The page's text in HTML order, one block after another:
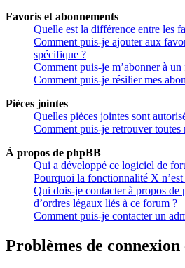
Favoris et abonnements
Quelle est la différence entre les
Comment puis-je ajouter aux
spécifique ?
Comment puis-je m’abonner à
Comment puis-je résilier mes
Pièces jointes
Quelles pièces jointes sont
Comment puis-je retrouver toutes
À propos de phpBB
Qui a développé ce logiciel de
Pourquoi la fonctionnalité X
Qui dois-je contacter à propos de
d’ordres légaux liés à ce forum ?
Comment puis-je contacter un
Problèmes de